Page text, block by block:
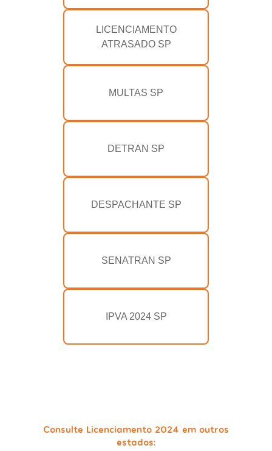
LICENCIAMENTO
ATRASADO SP
MULTAS SP
DETRAN SP
DESPACHANTE SP
SENATRAN SP
IPVA 2024 SP
Consulte Licenciamento 2024 em outros
estados: